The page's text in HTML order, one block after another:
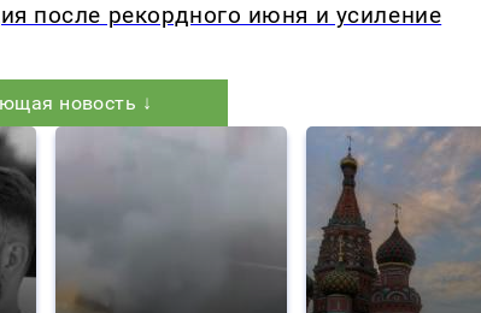
после рекордного июня и усиление
новость ↓